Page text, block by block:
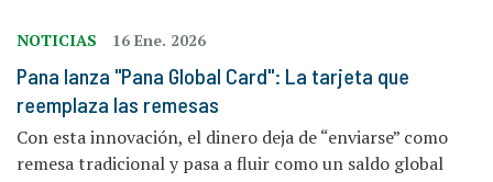
NOTICIAS 16 Ene. 2026
Pana lanza "Pana Global Card": La tarjeta que
reemplaza las remesas
Con esta innovación, el dinero deja de “enviarse” como
remesa tradicional y pasa a fluir como un saldo global